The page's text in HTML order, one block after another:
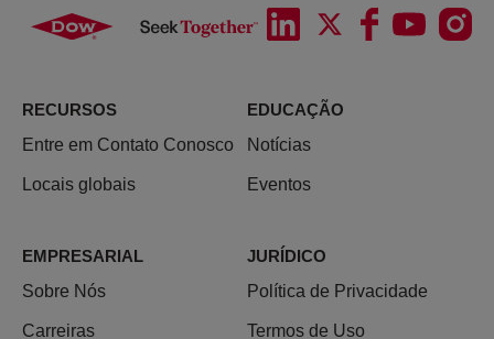
RECURSOS
Entre em Contato Conosco
Locais globais
EDUCAÇÃO
Notícias
Eventos
EMPRESARIAL
Sobre Nós
Carreiras
JURÍDICO
Política de Privacidade
Termos de Uso